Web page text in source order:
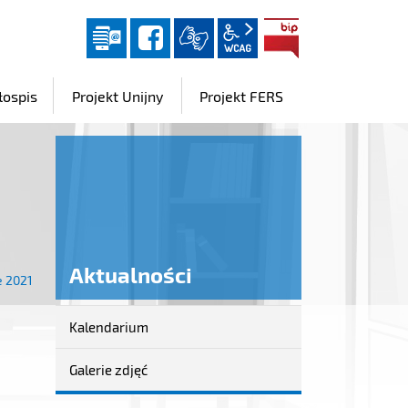
Dziennik elektroniczny
facebook
wcag2.1
Projekt Unijny Projekt FERS
2021 Aktualności
Kalendarium
Galerie zdjęć